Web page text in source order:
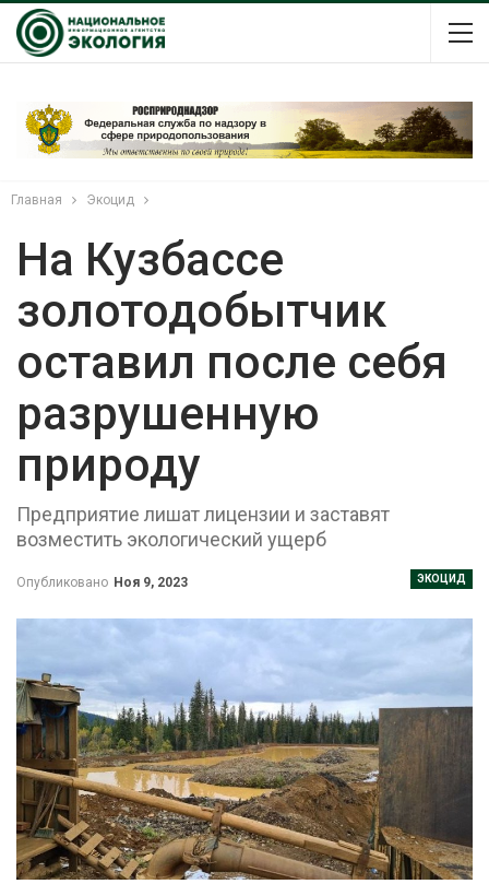
Главная Экоцид
На Кузбассе
золотодобытчик
оставил после себя
разрушенную
природу
Предприятие лишат лицензии и заставят
возместить экологический ущерб
ЭКОЦИД
Опубликовано Ноя 9, 2023